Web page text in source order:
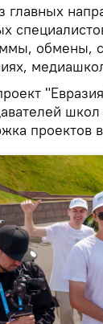
главных
обмены,
проектов